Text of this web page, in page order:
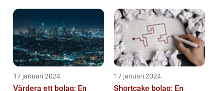
17 januari 2024
Värdera ett bolag: En
17 januari 2024
Shortcake bolag: En